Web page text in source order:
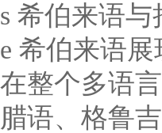
s 希伯来语
e 希伯来语
在整个多语
腊语、格鲁